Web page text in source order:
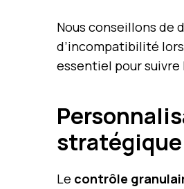
Nous conseillons de
d’incompatibilité
essentiel pour suivre
stratégique
Le contrôle